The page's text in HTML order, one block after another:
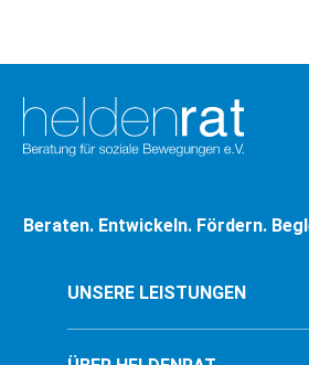
Beraten. Entwickeln. Fördern.
UNSERE LEISTUNGEN